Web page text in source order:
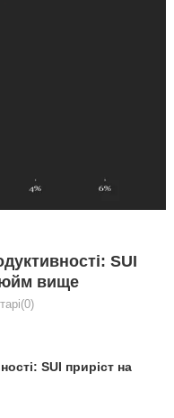
SUI
вище
SUI приріст на